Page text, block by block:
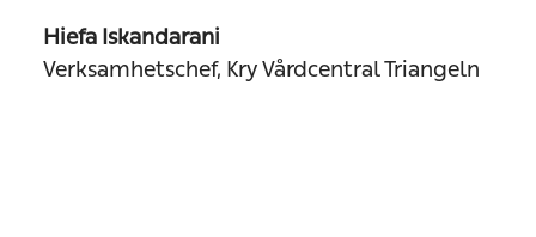
Hiefa Iskandarani
Verksamhetschef, Kry Vårdcentral Triangeln